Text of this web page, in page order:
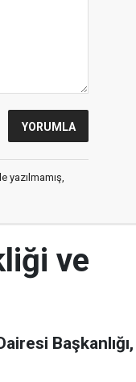
yazılmamış,
ve
Başkanlığı,